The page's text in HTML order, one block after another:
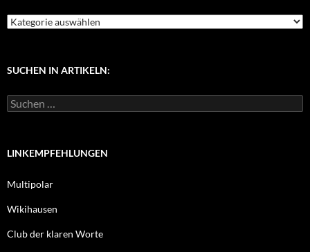
K
g
r
SUCHEN IN ARTIKELN:
S
u
e
a
h
LINKEMPFEHLUNGEN
Multipolar
Wikihausen
Club der klaren Worte